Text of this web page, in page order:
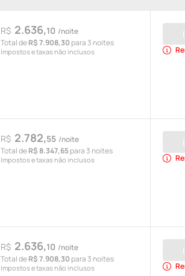
R$ 2.636,10 /noite
Total deR$ 7.908,30 para 3 noites
Impostos e taxas não inclusos
R$ 2.782,55 /noite
Total deR$ 8.347,65para 3 noites
Impostos e taxas não inclusos
R$ 2.636,10 /noite
Total deR$ 7.908,30 para 3 noites
Impostos e taxas não inclusos